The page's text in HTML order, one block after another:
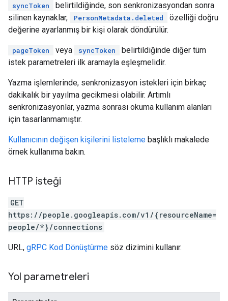
syncToken
belirtildiğinde, son senkronizasyondan sonra
silinen kaynaklar,
PersonMetadata.deleted
özelliği doğru
değerine ayarlanmış bir kişi olarak döndürülür.
pageToken veya syncToken
belirtildiğinde diğer tüm
istek parametreleri ilk aramayla eşleşmelidir.
Yazma işlemlerinde, senkronizasyon istekleri için birkaç
dakikalık bir yayılma gecikmesi olabilir. Artımlı
senkronizasyonlar, yazma sonrası okuma kullanım alanları
için tasarlanmamıştır.
Kullanıcının değişen kişilerini listeleme başlıklı makalede
örnek kullanıma bakın.
HTTP isteği
GET
https://people.googleapis.com/v1/{resourceName=
people/*}/connections
URL, gRPC Kod Dönüştürme söz dizimini kullanır.
Yol parametreleri